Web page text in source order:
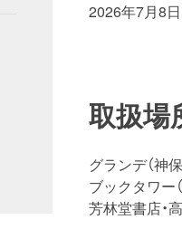
2026年7月8日
取扱場
グランデ（神
ブックタワー
芳林堂書店・